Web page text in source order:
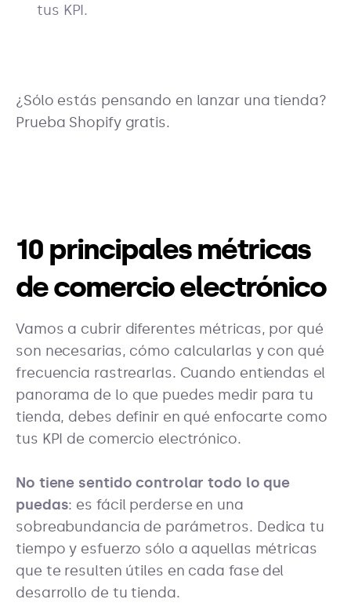
tus KPI.
¿Sólo estás pensando en lanzar una tienda?
Prueba Shopify gratis.
10 principales métricas
de comercio electrónico
Vamos a cubrir diferentes métricas, por qué
son necesarias, cómo calcularlas y con qué
frecuencia rastrearlas. Cuando entiendas el
panorama de lo que puedes medir para tu
tienda, debes definir en qué enfocarte como
tus KPI de comercio electrónico.
No tiene sentido controlar todo lo que
puedas: es fácil perderse en una
sobreabundancia de parámetros. Dedica tu
tiempo y esfuerzo sólo a aquellas métricas
que te resulten útiles en cada fase del
desarrollo de tu tienda.